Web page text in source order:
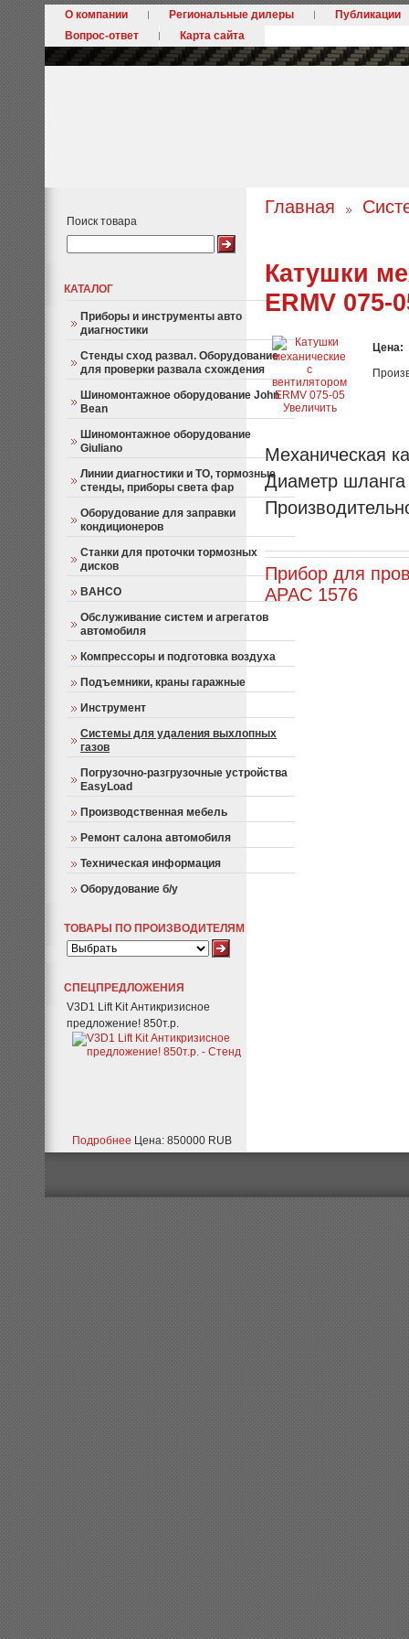
О компании Региональные дилеры
Публикации
Вопрос-ответ
Карта сайта
Поиск товара
КАТАЛОГ
Приборы и инструменты авто
диагностики
Стенды сход развал. Оборудование
для проверки развала схождения
Шиномонтажное оборудование John
Bean
Шиномонтажное оборудование
Giuliano
Линии диагностики и ТО, тормозные
стенды, приборы света фар
Оборудование для заправки
кондиционеров
Станки для проточки тормозных
дисков
BAHCO
Обслуживание систем и агрегатов
автомобиля
Компрессоры и подготовка воздуха
Подъемники, краны гаражные
Инструмент
Системы для удаления выхлопных
газов
Погрузочно-разгрузочные устройства
EasyLoad
Производственная мебель
Ремонт салона автомобиля
Техническая информация
Оборудование б/у
ТОВАРЫ ПО ПРОИЗВОДИТЕЛЯМ
СПЕЦПРЕДЛОЖЕНИЯ
V3D1 Lift Kit Антикризисное
предложение! 850т.р.
Подробнее Цена: 850000 RUB
Главная
Катушки
ERMV 075-
Увеличить
Цена:
Механическая
Диаметр
Прибор для
АРАC 1576